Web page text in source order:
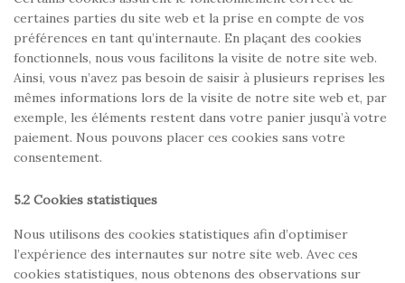
certaines parties du site web et la prise en compte de vos
préférences en tant qu’internaute. En plaçant des cookies
fonctionnels, nous vous facilitons la visite de notre site web.
Ainsi, vous n’avez pas besoin de saisir à plusieurs reprises les
mêmes informations lors de la visite de notre site web et, par
exemple, les éléments restent dans votre panier jusqu’à votre
paiement. Nous pouvons placer ces cookies sans votre
consentement.
5.2 Cookies statistiques
Nous utilisons des cookies statistiques afin d’optimiser
l’expérience des internautes sur notre site web. Avec ces
cookies statistiques, nous obtenons des observations sur